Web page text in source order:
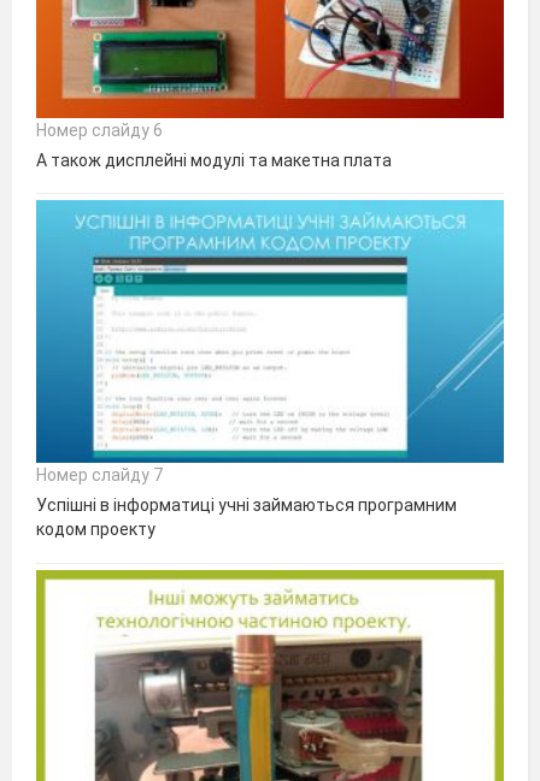
Номер слайду 6
А також дисплейні модулі та макетна плата
Номер слайду 7
Успішні в інформатиці учні займаються програмним
кодом проекту